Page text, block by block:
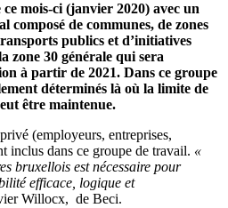
mois-ci (janvier 2020) avec un
composé de communes, de zones
publics et d’initiatives
zone 30 générale qui sera
à partir de 2021. Dans ce groupe
déterminés là où la limite de
être maintenue.
(employeurs, entreprises,
inclus dans ce groupe de travail. «
bruxellois est nécessaire pour
efficace, logique et
Willocx, de Beci.